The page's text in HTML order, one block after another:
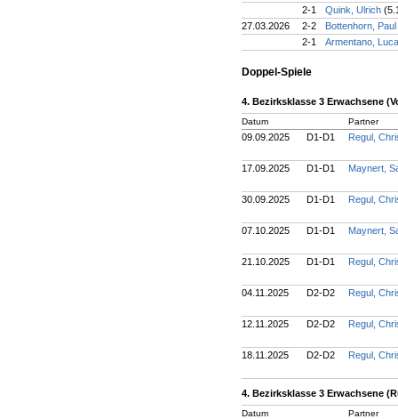
2-1
Quink, Ulrich
27.03.2026
2-2
Bottenhorn, Paul
2-1
Armentano,
Doppel-Spiele
4. Bezirksklasse 3 Erwachsene
Datum Partner
09.09.2025 D1-D1 Regul,
17.09.2025 D1-D1 Maynert,
30.09.2025 D1-D1 Regul,
07.10.2025 D1-D1 Maynert,
21.10.2025 D1-D1 Regul,
04.11.2025 D2-D2 Regul,
12.11.2025 D2-D2 Regul,
18.11.2025 D2-D2 Regul,
4. Bezirksklasse 3 Erwachsene
Datum Partner